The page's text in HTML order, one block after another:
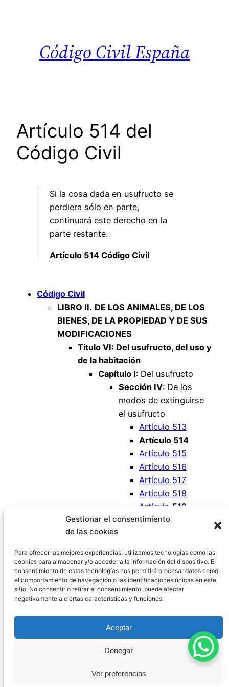
Gestionar el consentimiento
de las cookies
Para ofrecer las mejores experiencias, utilizamos tecnologías como las
cookies para almacenar y/o acceder a la información del dispositivo. El
consentimiento de estas tecnologías nos permitirá procesar datos como
el comportamiento de navegación o las identificaciones únicas en este
sitio. No consentir o retirar el consentimiento, puede afectar
negativamente a ciertas características y funciones.
Aceptar
Denegar
Ver preferencias
Código Civil España
Artículo 514 del
Código Civil
Si la cosa dada en usufructo se
perdiera sólo en parte,
continuará este derecho en la
parte restante.
Artículo 514 Código Civil
Código Civil
LIBRO II. DE LOS ANIMALES, DE LOS
BIENES, DE LA PROPIEDAD Y DE SUS
MODIFICACIONES
Título VI: Del usufructo, del uso y
de la habitación
Capítulo I: Del usufructo
Sección IV: De los
modos de extinguirse
el usufructo
Artículo 513
Artículo 514
Artículo 515
Artículo 516
Artículo 517
Artículo 518
Artículo 519
Artículo 520
Política de Privacidad
Política de
Contacto